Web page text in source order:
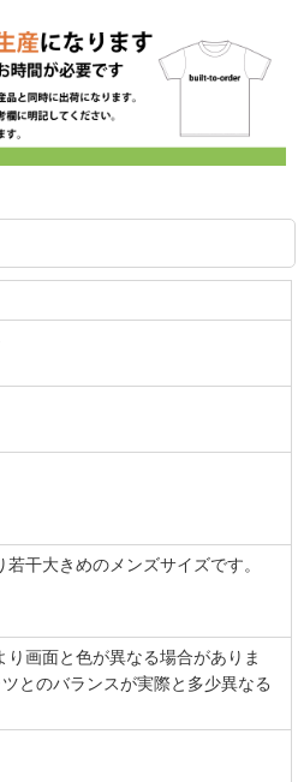
干大きめのメンズサイズです。
り画面と色が異なる場合がありま
とのバランスが実際と多少異なる